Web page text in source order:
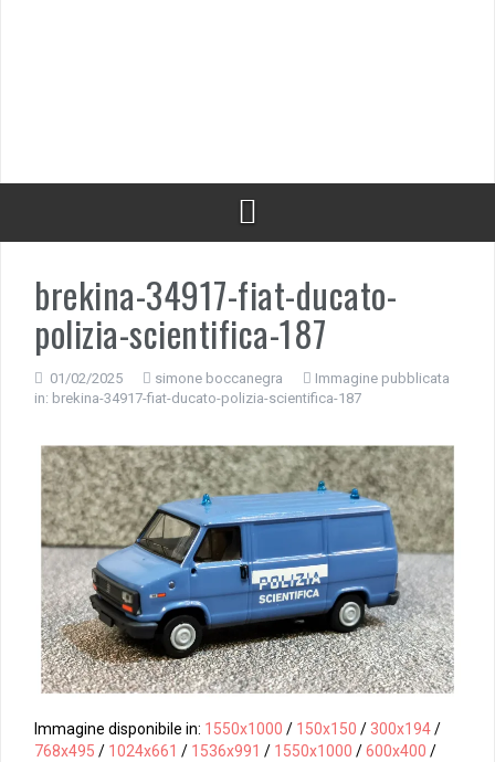
brekina-34917-fiat-ducato-
polizia-scientifica-187
01/02/2025 simone boccanegra
Immagine pubblicata
in: brekina-34917-fiat-ducato-polizia-scientifica-187
Immagine disponibile in: 1550x1000 / 150x150 / 300x194/
768x495 / 1024x661 / 1536x991 / 1550x1000 /600x400 /